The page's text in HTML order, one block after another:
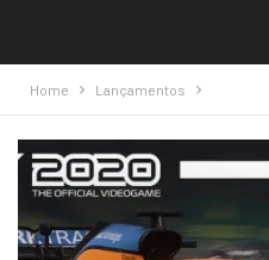
Home Lançamentos